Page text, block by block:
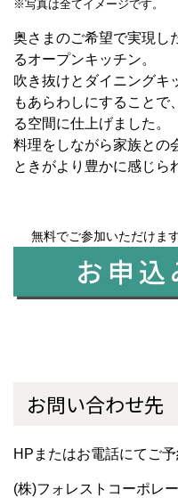
※写真は全てイメージです。
奥さまのご希望で実現し
るオープンキッチン。
吹き抜けとダイニングキ
もあらわしにすることで
る空間に仕上げました。
料理をしながら家族との
ときがより豊かに感じら
無料でご参加いただけま
お問い合わせ先
HPまたはお電話にてご予
(株)フォレストコーポレ